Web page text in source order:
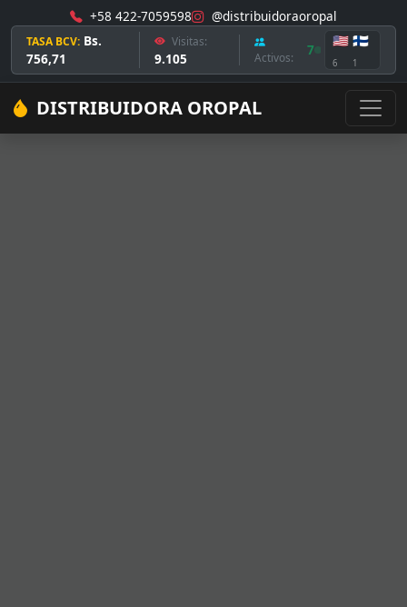
+58 422-7059598 @distribuidoraoropal
TASA BCV: Bs.
756,71
Visitas:
9.105 Activos: 7
🇺🇸
6
🇫🇮
1
DISTRIBUIDORA OROPAL